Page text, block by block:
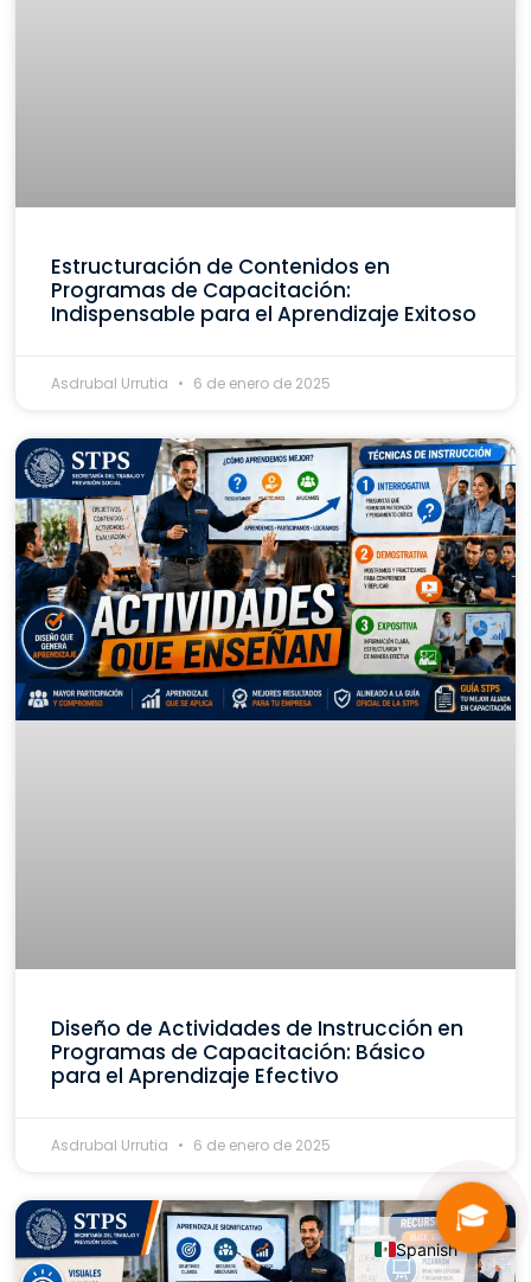
Estructuración de Contenidos en
Programas de Capacitación:
Indispensable para el Aprendizaje Exitoso
Asdrubal Urrutia 6 de enero de 2025
Diseño de Actividades de Instrucción en
Programas de Capacitación: Básico
para el Aprendizaje Efectivo
Asdrubal Urrutia 6 de enero de 2025
🎓
Spanish